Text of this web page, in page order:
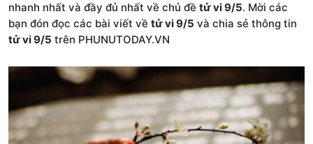
nhanh nhất và đầy đủ nhất về chủ đề tử vi 9/5. Mời các
bạn đón đọc các bài viết về tử vi 9/5 và chia sẻ thông tin
tử vi 9/5 trên PHUNUTODAY.VN